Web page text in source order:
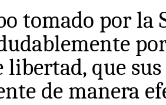
tomado por la
libertad, que
de manera